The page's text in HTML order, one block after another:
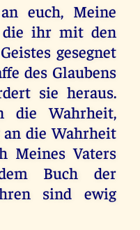
euch, Meine
die ihr mit den
gesegnet
des Glaubens
sie heraus.
die Wahrheit,
die Wahrheit
Meines Vaters
Buch der
sind ewig